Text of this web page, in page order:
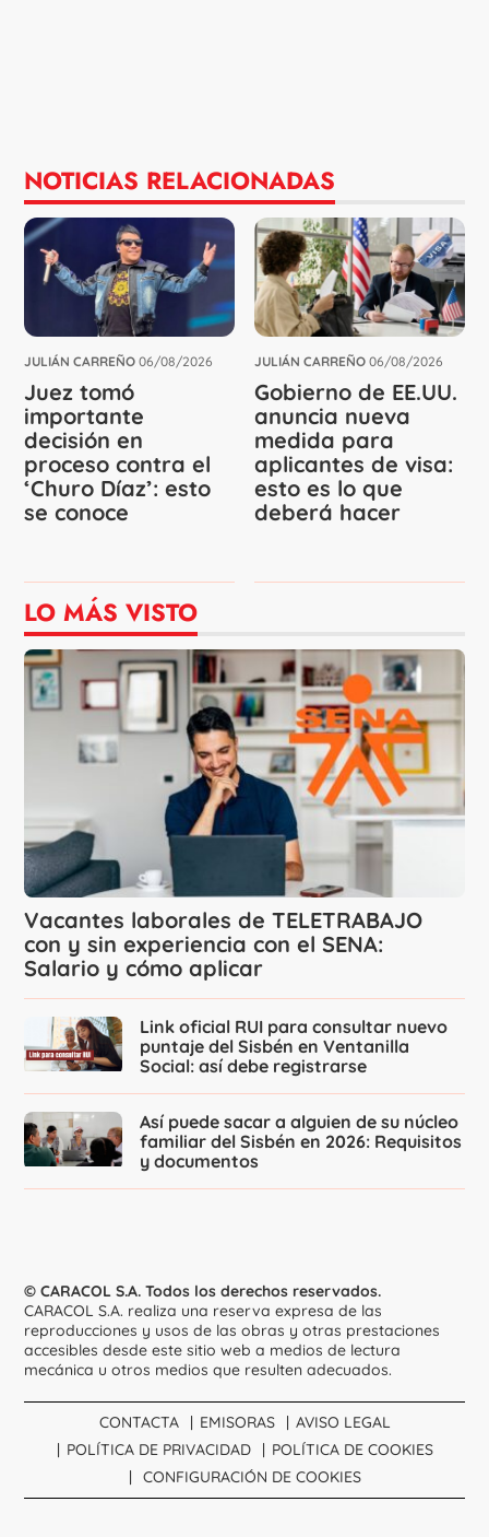
NOTICIAS RELACIONADAS
JULIÁN CARREÑO 06/08/2026
Juez tomó
importante
decisión en
proceso contra el
‘Churo Díaz’: esto
se conoce
JULIÁN CARREÑO 06/08/2026
Gobierno de EE.UU.
anuncia nueva
medida para
aplicantes de visa:
esto es lo que
deberá hacer
LO MÁS VISTO
Vacantes laborales de TELETRABAJO
con y sin experiencia con el SENA:
Salario y cómo aplicar
Link oficial RUI para consultar nuevo
puntaje del Sisbén en Ventanilla
Social: así debe registrarse
Así puede sacar a alguien de su núcleo
familiar del Sisbén en 2026: Requisitos
y documentos
© CARACOL S.A. Todos los derechos reservados.
CARACOL S.A. realiza una reserva expresa de las
reproducciones y usos de las obras y otras prestaciones
accesibles desde este sitio web a medios de lectura
mecánica u otros medios que resulten adecuados.
CONTACTA EMISORAS
AVISO LEGAL
POLÍTICA DE PRIVACIDAD
POLÍTICA DE COOKIES
CONFIGURACIÓN DE COOKIES